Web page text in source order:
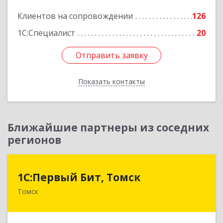
Клиентов на сопровождении
126
1С:Специалист
20
Отправить заявку
Показать контакты
Отправить заявку
Назад
Ближайшие партнеры из соседних
регионов
1С:Первый Бит, Томск
Томск634041, Томская обл, Томск г, Кирова пр-кт,